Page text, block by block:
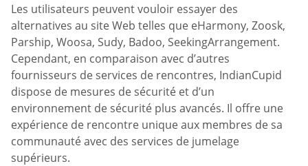
Les utilisateurs peuvent vouloir essayer des
alternatives au site Web telles que eHarmony, Zoosk,
Parship, Woosa, Sudy, Badoo, SeekingArrangement.
Cependant, en comparaison avec d’autres
fournisseurs de services de rencontres, IndianCupid
dispose de mesures de sécurité et d’un
environnement de sécurité plus avancés. Il offre une
expérience de rencontre unique aux membres de sa
communauté avec des services de jumelage
supérieurs.